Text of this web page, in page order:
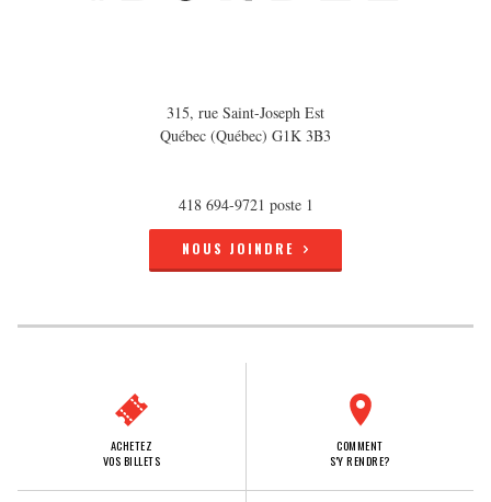
315, rue Saint-Joseph Est
Québec (Québec) G1K 3B3
418 694-9721 poste 1
NOUS JOINDRE
ACHETEZ
VOS BILLETS
COMMENT
S'Y RENDRE?